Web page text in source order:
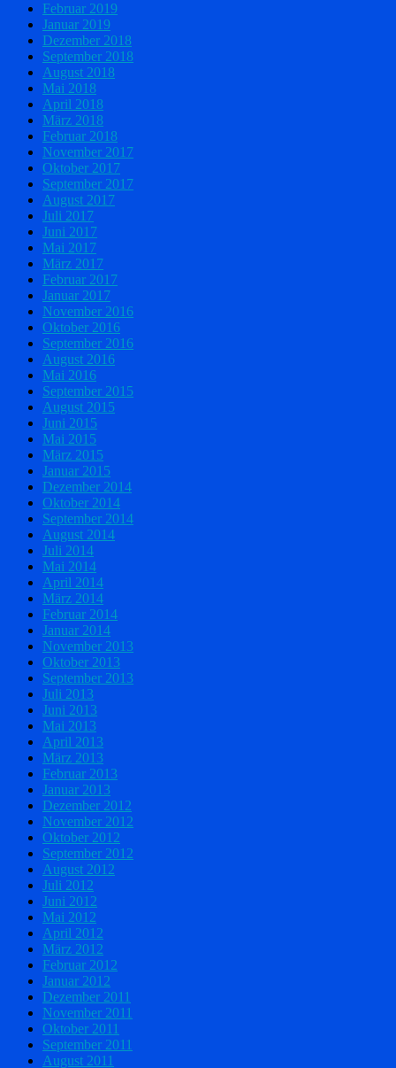
Februar 2019
Januar 2019
Dezember 2018
September 2018
August 2018
Mai 2018
April 2018
März 2018
Februar 2018
November 2017
Oktober 2017
September 2017
August 2017
Juli 2017
Juni 2017
Mai 2017
März 2017
Februar 2017
Januar 2017
November 2016
Oktober 2016
September 2016
August 2016
Mai 2016
September 2015
August 2015
Juni 2015
Mai 2015
März 2015
Januar 2015
Dezember 2014
Oktober 2014
September 2014
August 2014
Juli 2014
Mai 2014
April 2014
März 2014
Februar 2014
Januar 2014
November 2013
Oktober 2013
September 2013
Juli 2013
Juni 2013
Mai 2013
April 2013
März 2013
Februar 2013
Januar 2013
Dezember 2012
November 2012
Oktober 2012
September 2012
August 2012
Juli 2012
Juni 2012
Mai 2012
April 2012
März 2012
Februar 2012
Januar 2012
Dezember 2011
November 2011
Oktober 2011
September 2011
August 2011